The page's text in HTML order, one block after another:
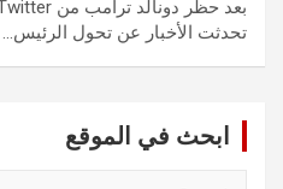
تحدثت الأخبار عن تحول الرئيس…
ابحث في الموقع